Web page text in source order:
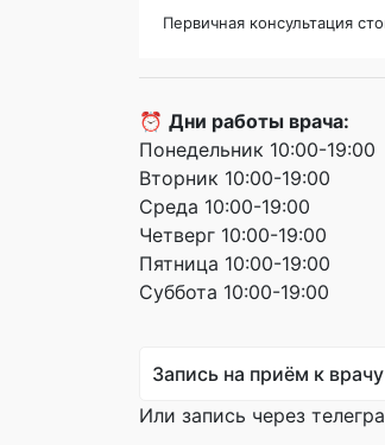
Первичная консультация
⏰ Дни работы врача:
Понедельник 10:00-19:00
Вторник 10:00-19:00
Среда 10:00-19:00
Четверг 10:00-19:00
Пятница 10:00-19:00
Суббота 10:00-19:00
Запись на приём к
Или запись через